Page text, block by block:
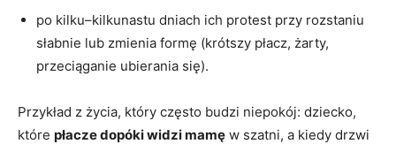
po kilku–kilkunastu dniach ich protest przy rozstaniu
słabnie lub zmienia formę (krótszy płacz, żarty,
przeciąganie ubierania się).
Przykład z życia, który często budzi niepokój: dziecko,
które płacze dopóki widzi mamę w szatni, a kiedy drzwi